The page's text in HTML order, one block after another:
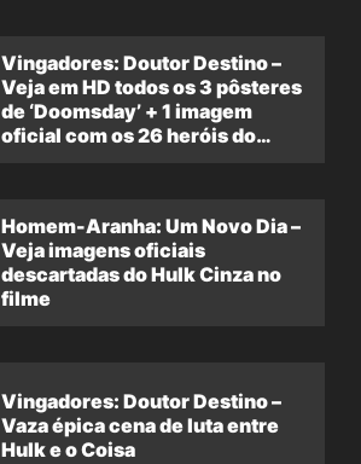
Vingadores: Doutor Destino –
Veja em HD todos os 3 pôsteres
de ‘Doomsday’ + 1 imagem
oficial com os 26 heróis do
Homem-Aranha: Um Novo Dia –
Veja imagens oficiais
descartadas do Hulk Cinza no
filme
Vingadores: Doutor Destino –
Vaza épica cena de luta entre
Hulk e o Coisa